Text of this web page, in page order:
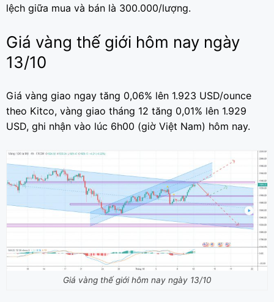
lệch giữa mua và bán là 300.000/lượng.
Giá vàng thế giới hôm nay ngày
13/10
Giá vàng giao ngay tăng 0,06% lên 1.923 USD/ounce
theo Kitco, vàng giao tháng 12 tăng 0,01% lên 1.929
USD, ghi nhận vào lúc 6h00 (giờ Việt Nam) hôm nay.
Giá vàng thế giới hôm nay ngày 13/10